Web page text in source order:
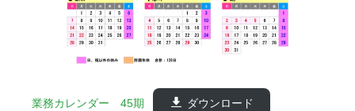
業務カレンダー 45期 ダウンロード